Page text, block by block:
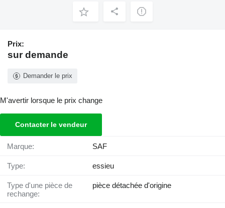
Prix:
sur demande
Demander le prix
M'avertir lorsque le prix change
Contacter le vendeur
Marque: SAF
Type: essieu
Type d'une pièce de
rechange:
pièce détachée d'origine